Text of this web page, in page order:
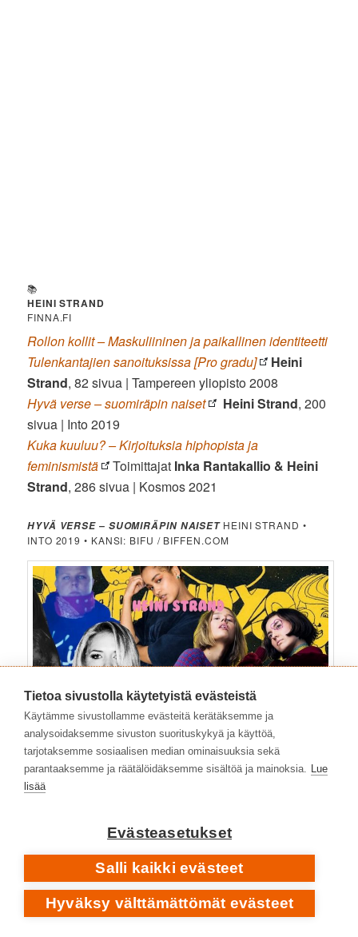
📚
HEINI STRAND
FINNA.FI
Rollon kollit – Maskuliininen ja paikallinen identiteetti
Tulenkantajien sanoituksissa [Pro gradu]
Heini
Strand, 82 sivua | Tampereen yliopisto 2008
Hyvä verse – suomiräpin naiset
Heini Strand, 200
sivua | Into 2019
Kuka kuuluu? – Kirjoituksia hiphopista ja
feminismistä
Toimittajat Inka Rantakallio & Heini
Strand, 286 sivua | Kosmos 2021
HYVÄ VERSE – SUOMIRÄPIN NAISETHEINI STRAND •
INTO 2019 • KANSI: BIFU / BIFFEN.COM
Tietoa sivustolla käytetyistä evästeistä
Käytämme sivustollamme evästeitä kerätäksemme ja
analysoidaksemme sivuston suorituskykyä ja käyttöä,
tarjotaksemme sosiaalisen median ominaisuuksia sekä
parantaaksemme ja räätälöidäksemme sisältöä ja mainoksia. Lue
lisää
Evästeasetukset
Salli kaikki evästeet
Hyväksy välttämättömät evästeet